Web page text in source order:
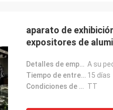
aparato de
expositores de
Detalles de empaquetado: A su
Tiempo de entrega: 15 días
Condiciones de pago: TT